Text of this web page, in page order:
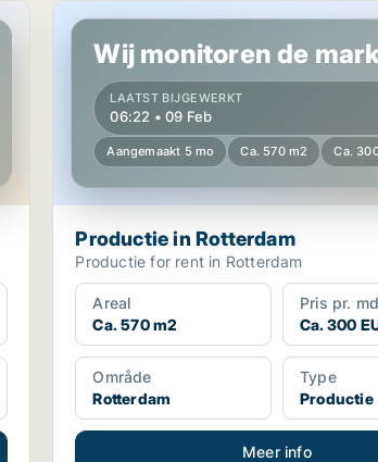
Productie in Rotterdam
Wij monitoren de
LAATST BIJGEWERKT
06:22 • 09 Feb
Aangemaakt 5 mo Ca. 570 m2 Ca.
Productie in Rotterdam
Productie for rent in Rotterdam
Areal
Ca. 570 m2
Pris pr.
Ca. 300
Område
Rotterdam
Type
Productie
Meer info